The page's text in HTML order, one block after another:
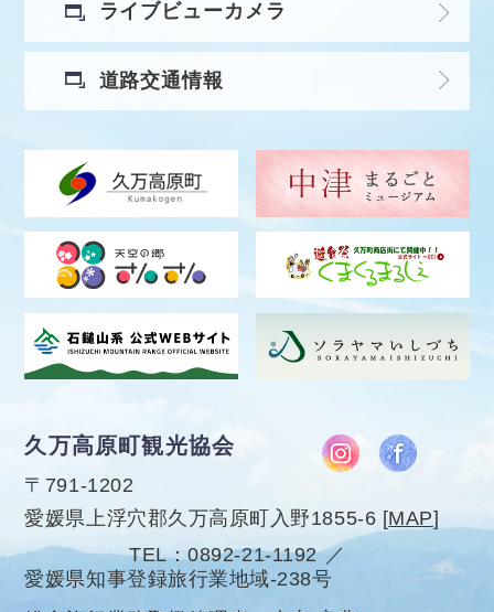
ライブビューカメラ
道路交通情報
久万高原町観光協会
〒791-1202
愛媛県上浮穴郡久万高原町入野1855-6 [MAP]
TEL
0892-21-1192
愛媛県知事登録旅行業地域-238号